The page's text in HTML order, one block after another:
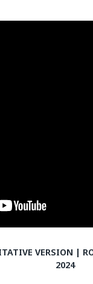
VERSION |
2024